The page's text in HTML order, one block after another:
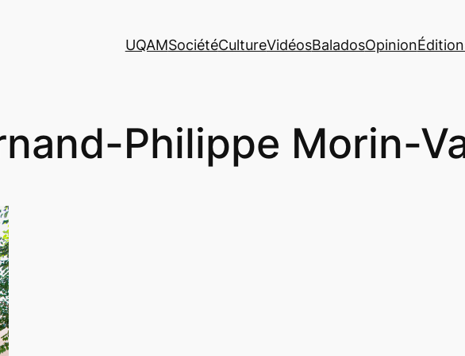
UQAMSociétéCultureVidéosBaladosOpinion
Philippe Morin-